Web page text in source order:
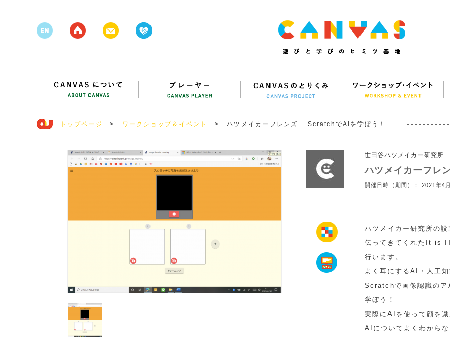
トップページ > ワークショップ＆イベント > ハツメイカーフレンズ ScratchでAIを学ぼう！
世田谷ハツメイカー研究所
ハツメイカーフレ
開催日時（期間）： 2021年4
ハツメイカー研究所の
伝ってきてくれたIt is
行います。
よく耳にするAI・人工
Scratchで画像認識のア
学ぼう！
実際にAIを使って顔を
AIについてよくわから